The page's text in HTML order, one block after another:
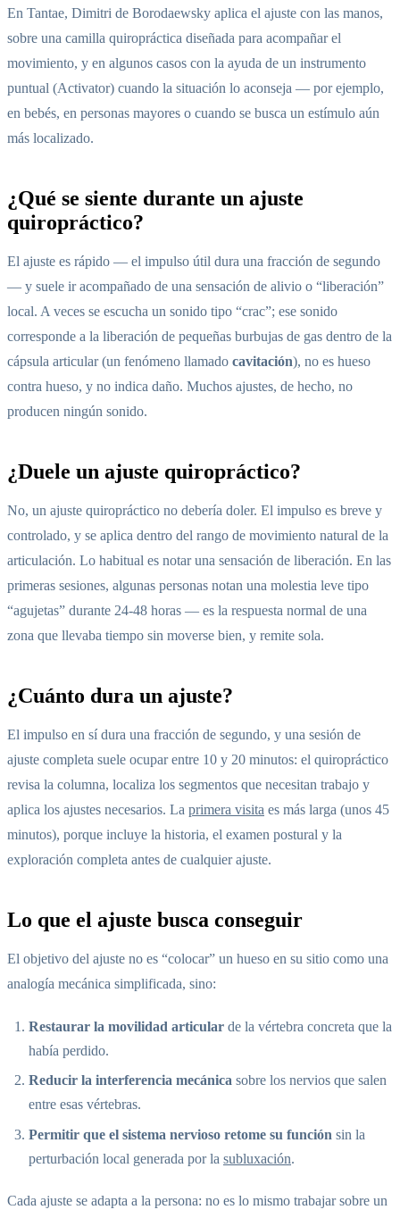
En Tantae, Dimitri de Borodaewsky aplica el ajuste con las manos,
sobre una camilla quiropráctica diseñada para acompañar el
movimiento, y en algunos casos con la ayuda de un instrumento
puntual (Activator) cuando la situación lo aconseja — por ejemplo,
en bebés, en personas mayores o cuando se busca un estímulo aún
más localizado.
¿Qué se siente durante un ajuste
quiropráctico?
El ajuste es rápido — el impulso útil dura una fracción de segundo
— y suele ir acompañado de una sensación de alivio o “liberación”
local. A veces se escucha un sonido tipo “crac”; ese sonido
corresponde a la liberación de pequeñas burbujas de gas dentro de la
cápsula articular (un fenómeno llamado cavitación), no es hueso
contra hueso, y no indica daño. Muchos ajustes, de hecho, no
producen ningún sonido.
¿Duele un ajuste quiropráctico?
No, un ajuste quiropráctico no debería doler. El impulso es breve y
controlado, y se aplica dentro del rango de movimiento natural de la
articulación. Lo habitual es notar una sensación de liberación. En las
primeras sesiones, algunas personas notan una molestia leve tipo
“agujetas” durante 24-48 horas — es la respuesta normal de una
zona que llevaba tiempo sin moverse bien, y remite sola.
¿Cuánto dura un ajuste?
El impulso en sí dura una fracción de segundo, y una sesión de
ajuste completa suele ocupar entre 10 y 20 minutos: el quiropráctico
revisa la columna, localiza los segmentos que necesitan trabajo y
aplica los ajustes necesarios. La primera visita es más larga (unos 45
minutos), porque incluye la historia, el examen postural y la
exploración completa antes de cualquier ajuste.
Lo que el ajuste busca conseguir
El objetivo del ajuste no es “colocar” un hueso en su sitio como una
analogía mecánica simplificada, sino:
Restaurar la movilidad articular de la vértebra concreta que la
había perdido.
Reducir la interferencia mecánica sobre los nervios que salen
entre esas vértebras.
Permitir que el sistema nervioso retome su función sin la
perturbación local generada por la subluxación.
Cada ajuste se adapta a la persona: no es lo mismo trabajar sobre un